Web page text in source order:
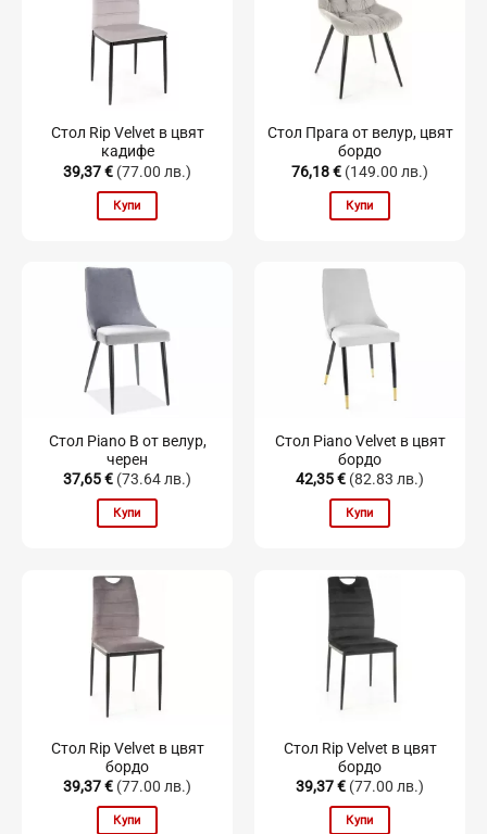
Стол Rip Velvet в цвят
кадифе
39,37€ (77.00 лв.)
Купи
Стол Прага от велур, цвят
бордо
76,18€ (149.00 лв.)
Купи
Стол Piano B от велур,
черен
37,65€ (73.64 лв.)
Купи
Стол Piano Velvet в цвят
бордо
42,35€ (82.83 лв.)
Купи
Стол Rip Velvet в цвят
бордо
39,37€ (77.00 лв.)
Купи
Стол Rip Velvet в цвят
бордо
39,37€ (77.00 лв.)
Купи